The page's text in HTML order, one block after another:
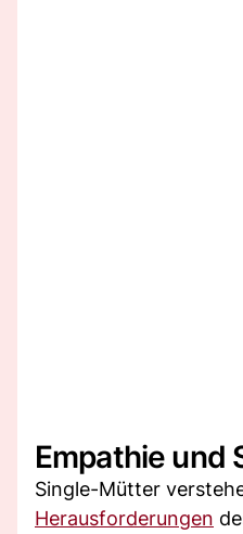
Empathie und
Single-Mütter
Herausforderungen